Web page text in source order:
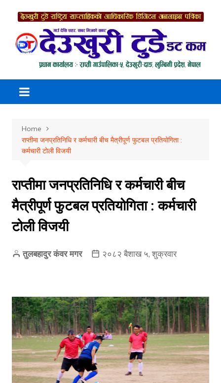
content
Home
राप्तीमा जनप्रतिनिधि र कर्मचारी बीच मैत्रीपूर्ण फुटबल प्रतियोगिता :
कर्मचारी टोली विजयी
राप्तीमा जनप्रतिनिधि र कर्मचारी बीच
मैत्रीपूर्ण फुटबल प्रतियोगिता : कर्मचारी
टोली विजयी
तुलबहादुर कंवर मगर २०८२ बैशाख ५, शुक्रवार